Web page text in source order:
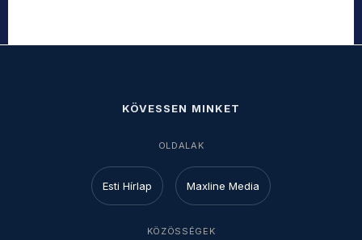
KÖVESSEN MINKET
OLDALAK
Esti Hírlap Maxline Media
KÖZÖSSÉGEK